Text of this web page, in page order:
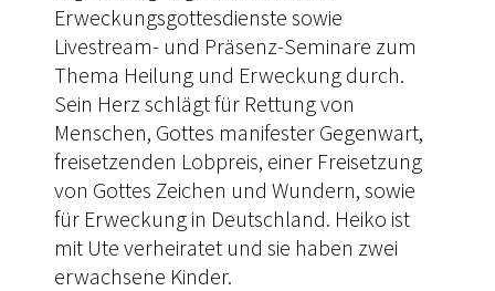
Erweckungsgottesdienste sowie
Livestream- und Präsenz-Seminare zum
Thema Heilung und Erweckung durch.
Sein Herz schlägt für Rettung von
Menschen, Gottes manifester Gegenwart,
freisetzenden Lobpreis, einer Freisetzung
von Gottes Zeichen und Wundern, sowie
für Erweckung in Deutschland. Heiko ist
mit Ute verheiratet und sie haben zwei
erwachsene Kinder.